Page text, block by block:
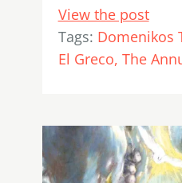
View the post
Tags: Domenikos
El Greco The